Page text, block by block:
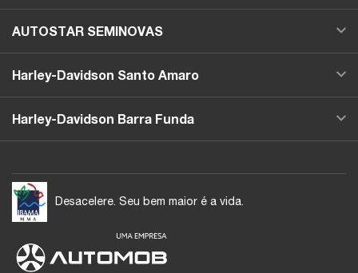
AUTOSTAR SEMINOVAS
Harley-Davidson Santo Amaro
Harley-Davidson Barra Funda
Desacelere. Seu bem maior é a vida.